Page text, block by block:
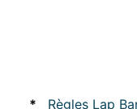
* Règles Lap